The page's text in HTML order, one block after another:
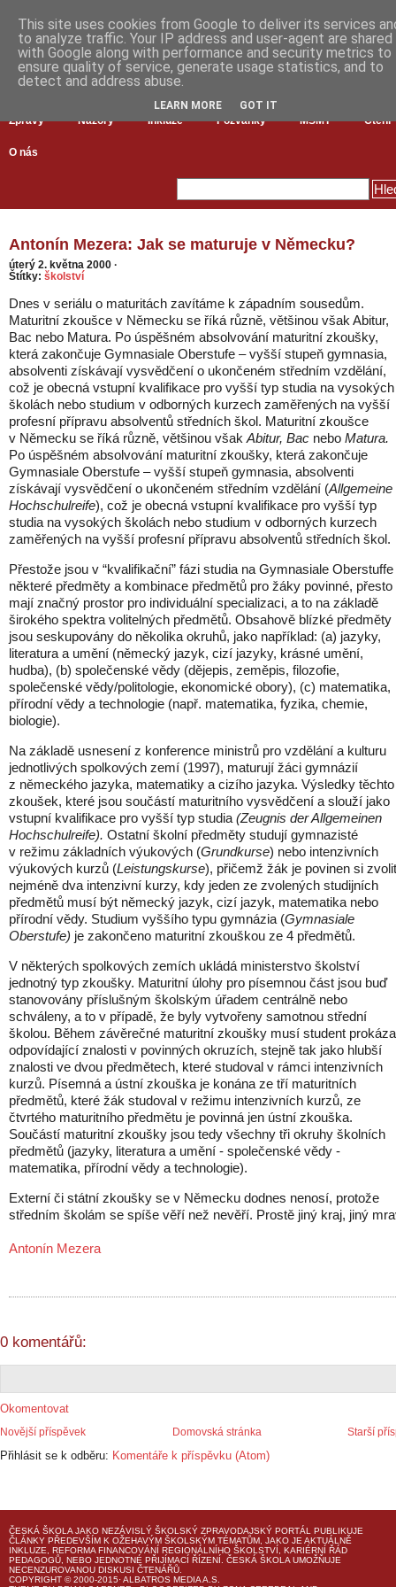
Zprávy Názory Inkluze Pozvánky MŠMT Čtení
O nás
Antonín Mezera: Jak se maturuje v Německu?
úterý 2. května 2000 ·
Štítky: školství
Dnes v seriálu o maturitách zavítáme k západním sousedům.
Maturitní zkoušce v Německu se říká různě, většinou však Abitur,
Bac nebo Matura. Po úspěšném absolvování maturitní zkoušky,
která zakončuje Gymnasiale Oberstufe – vyšší stupeň gymnasia,
absolventi získávají vysvědčení o ukončeném středním vzdělání,
což je obecná vstupní kvalifikace pro vyšší typ studia na vysokých
školách nebo studium v odborných kurzech zaměřených na vyšší
profesní přípravu absolventů středních škol. Maturitní zkoušce
v Německu se říká různě, většinou však Abitur, Bac nebo Matura.
Po úspěšném absolvování maturitní zkoušky, která zakončuje
Gymnasiale Oberstufe – vyšší stupeň gymnasia, absolventi
získávají vysvědčení o ukončeném středním vzdělání (Allgemeine
Hochschulreife), což je obecná vstupní kvalifikace pro vyšší typ
studia na vysokých školách nebo studium v odborných kurzech
zaměřených na vyšší profesní přípravu absolventů středních škol.
Přestože jsou v “kvalifikační” fázi studia na Gymnasiale Oberstuffe
některé předměty a kombinace předmětů pro žáky povinné, přesto
mají značný prostor pro individuální specializaci, a to na základě
širokého spektra volitelných předmětů. Obsahově blízké předměty
jsou seskupovány do několika okruhů, jako například: (a) jazyky,
literatura a umění (německý jazyk, cizí jazyky, krásné umění,
hudba), (b) společenské vědy (dějepis, zeměpis, filozofie,
společenské vědy/politologie, ekonomické obory), (c) matematika,
přírodní vědy a technologie (např. matematika, fyzika, chemie,
biologie).
Na základě usnesení z konference ministrů pro vzdělání a kulturu
jednotlivých spolkových zemí (1997), maturují žáci gymnázií
z německého jazyka, matematiky a cizího jazyka. Výsledky těchto
zkoušek, které jsou součástí maturitního vysvědčení a slouží jako
vstupní kvalifikace pro vyšší typ studia (Zeugnis der Allgemeinen
Hochschulreife). Ostatní školní předměty studují gymnazisté
v režimu základních výukových (Grundkurse) nebo intenzivních
výukových kurzů (Leistungskurse), přičemž žák je povinen si zvolit
nejméně dva intenzivní kurzy, kdy jeden ze zvolených studijních
předmětů musí být německý jazyk, cizí jazyk, matematika nebo
přírodní vědy. Studium vyššího typu gymnázia (Gymnasiale
Oberstufe) je zakončeno maturitní zkouškou ze 4 předmětů.
V některých spolkových zemích ukládá ministerstvo školství
jednotný typ zkoušky. Maturitní úlohy pro písemnou část jsou buď
stanovovány příslušným školským úřadem centrálně nebo
schváleny, a to v případě, že byly vytvořeny samotnou střední
školou. Během závěrečné maturitní zkoušky musí student
odpovídající znalosti v povinných okruzích, stejně tak jako hlubší
znalosti ve dvou předmětech, které studoval v rámci intenzivních
kurzů. Písemná a ústní zkouška je konána ze tří maturitních
předmětů, které žák studoval v režimu intenzivních kurzů, ze
čtvrtého maturitního předmětu je povinná jen ústní zkouška.
Součástí maturitní zkoušky jsou tedy všechny tři okruhy školních
předmětů (jazyky, literatura a umění - společenské vědy -
matematika, přírodní vědy a technologie).
Externí či státní zkoušky se v Německu dodnes nenosí, protože
středním školám se spíše věří než nevěří. Prostě jiný kraj, jiný
Antonín Mezera
0 komentářů:
Okomentovat
Novější příspěvek Starší
Domovská stránka
Přihlásit se k odběru: Komentáře k příspěvku (Atom)
ČESKÁ ŠKOLA JAKO NEZÁVISLÝ ŠKOLSKÝ ZPRAVODAJSKÝ PORTÁL PUBLIKUJE
ČLÁNKY PŘEDEVŠÍM K OŽEHAVÝM ŠKOLSKÝM TÉMATŮM, JAKO JE AKTUÁLNĚ
INKLUZE, REFORMA FINANCOVÁNÍ REGIONÁLNÍHO ŠKOLSTVÍ, KARIÉRNÍ ŘÁD
PEDAGOGŮ, NEBO JEDNOTNÉ PŘIJÍMACÍ ŘÍZENÍ. ČESKÁ ŠKOLA UMOŽŇUJE
NECENZUROVANOU DISKUSI ČTENÁŘŮ.
COPYRIGHT © 2000-2015· ALBATROS MEDIA A.S.
This site uses cookies from Google to deliver its services
to analyze traffic. Your IP address and user-agent are shared
with Google along with performance and security metrics to
ensure quality of service, generate usage statistics, and to
detect and address abuse.
LEARN MORE GOT IT